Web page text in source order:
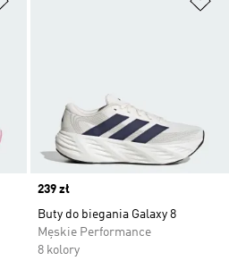
Price
239 zł
Buty do biegania Galaxy 8
Męskie Performance
8 kolory